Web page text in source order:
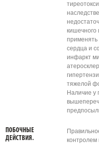
кишечного
применять
сердца и
инфаркт
тяжелой
Наличие у
ПОБОЧНЫЕ
ДЕЙСТВИЯ.
контролем